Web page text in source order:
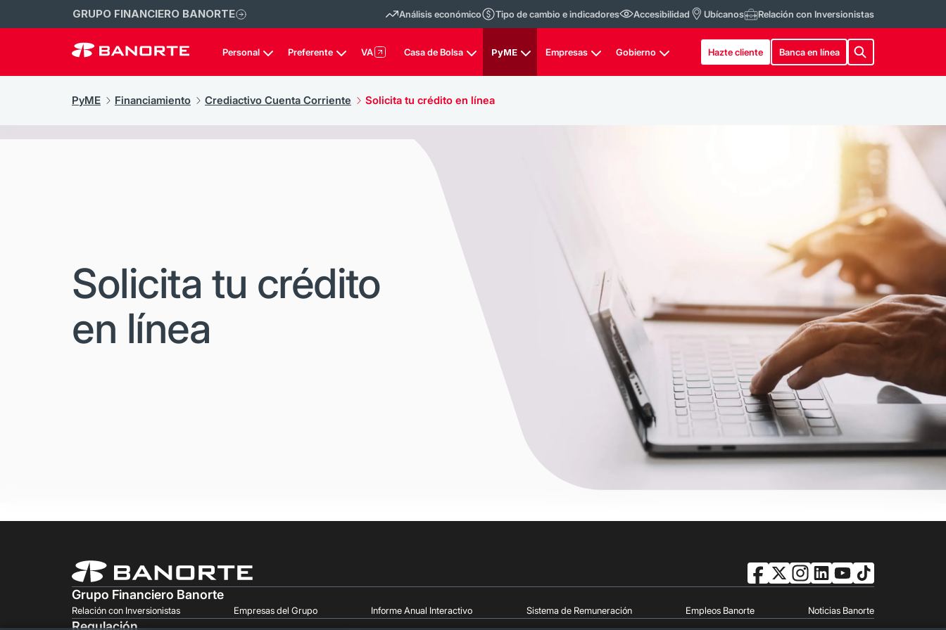
GRUPO FINANCIERO BANORTE Análisis económico Tipo de cambio e indicadores Accesibilidad Ubícanos Relación con Inversionistas
Personal Preferente VA Casa de Bolsa PyME Empresas Gobierno Hazte cliente Banca en línea
PyME Financiamiento Crediactivo Cuenta Corriente Solicita tu crédito en línea
Solicita tu crédito
en línea
Grupo Financiero Banorte
Relación con Inversionistas Empresas del Grupo Informe Anual Interactivo Sistema de Remuneración Empleos Banorte Noticias Banorte
Regulación